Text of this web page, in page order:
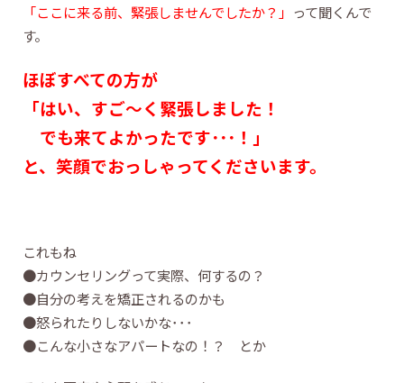
「ここに来る前、緊張しませんでしたか？」 って聞くんで
す。
ほぼすべての方が
「はい、すご～く緊張しました！
でも来てよかったです･･･！」
と、笑顔でおっしゃってくださいます。
これもね
●カウンセリングって実際、何するの？
●自分の考えを矯正されるのかも
●怒られたりしないかな･･･
●こんな小さなアパートなの！？ とか